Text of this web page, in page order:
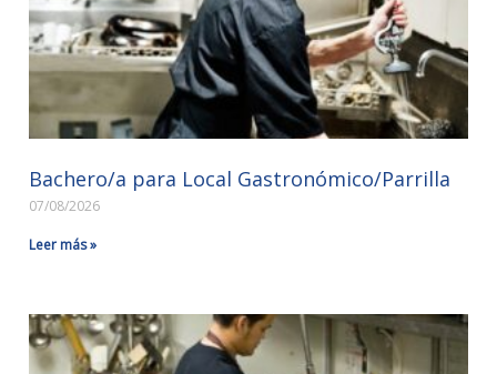
Bachero/a para Local Gastronómico/Parrilla
07/08/2026
Leer más »